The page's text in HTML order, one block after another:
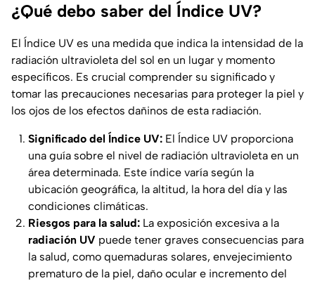
¿Qué debo saber del Índice UV?
El Índice UV es una medida que indica la intensidad de la
radiación ultravioleta del sol en un lugar y momento
específicos. Es crucial comprender su significado y
tomar las precauciones necesarias para proteger la piel y
los ojos de los efectos dañinos de esta radiación.
Significado del Índice UV: El Índice UV proporciona
una guía sobre el nivel de radiación ultravioleta en un
área determinada. Este índice varía según la
ubicación geográfica, la altitud, la hora del día y las
condiciones climáticas.
Riesgos para la salud: La exposición excesiva a la
radiación UV puede tener graves consecuencias para
la salud, como quemaduras solares, envejecimiento
prematuro de la piel, daño ocular e incremento del